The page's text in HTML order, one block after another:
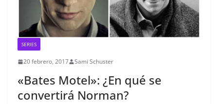
SERIES
20 febrero, 2017 Sami Schuster
«Bates Motel»: ¿En qué se
convertirá Norman?